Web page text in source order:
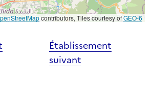
contributors, Tiles courtesy ofGEO-6
Établissement
suivant